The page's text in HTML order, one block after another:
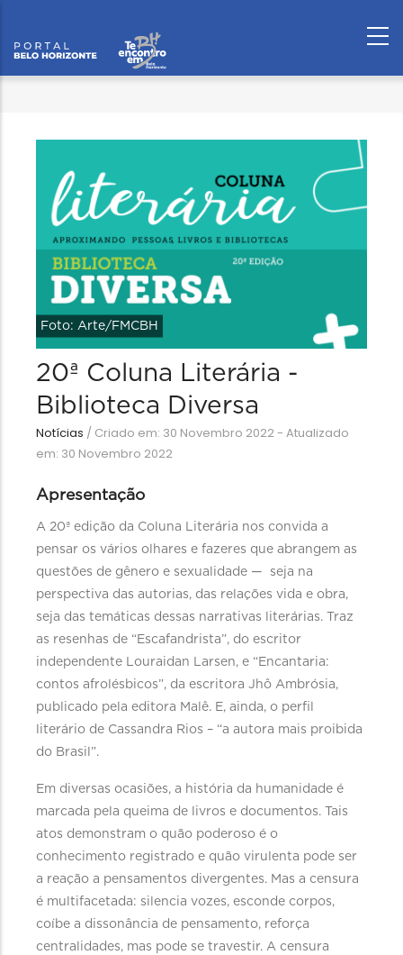
Foto: Arte/FMCBH
20ª Coluna Literária -
Biblioteca Diversa
Notícias / Criado em: 30 Novembro 2022 - Atualizado
em: 30 Novembro 2022
Apresentação
A 20ª edição da Coluna Literária nos convida a
pensar os vários olhares e fazeres que abrangem as
questões de gênero e sexualidade — seja na
perspectiva das autorias, das relações vida e obra,
seja das temáticas dessas narrativas literárias. Traz
as resenhas de “Escafandrista”, do escritor
independente Louraidan Larsen, e “Encantaria:
contos afrolésbicos”, da escritora Jhô Ambrósia,
publicado pela editora Malê. E, ainda, o perfil
literário de Cassandra Rios – “a autora mais proibida
do Brasil”.
Em diversas ocasiões, a história da humanidade é
marcada pela queima de livros e documentos. Tais
atos demonstram o quão poderoso é o
conhecimento registrado e quão virulenta pode ser
a reação a pensamentos divergentes. Mas a censura
é multifacetada: silencia vozes, esconde corpos,
coíbe a dissonância de pensamento, reforça
centralidades, mas pode se travestir. A censura